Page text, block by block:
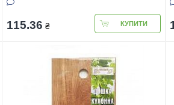
115.36 ₴ КУПИТИ